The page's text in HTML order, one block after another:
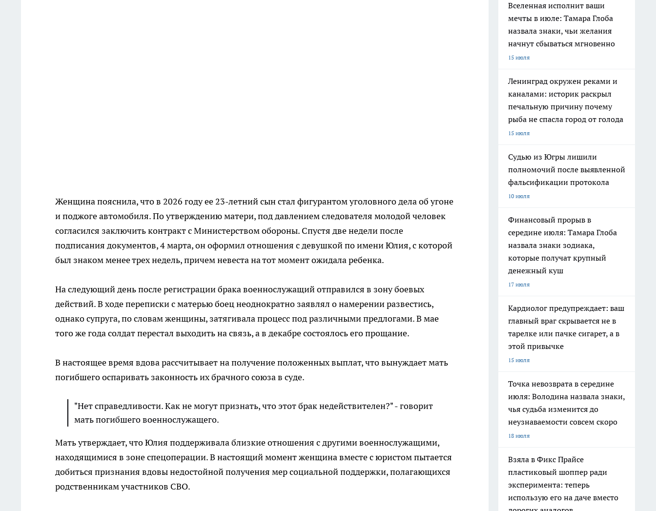
Женщина пояснила, что в 2026 году ее 23-летний сын стал фигурантом уголовного дела об угоне
и поджоге автомобиля. По утверждению матери, под давлением следователя молодой человек
согласился заключить контракт с Министерством обороны. Спустя две недели после
подписания документов, 4 марта, он оформил отношения с девушкой по имени Юлия, с которой
был знаком менее трех недель, причем невеста на тот момент ожидала ребенка.
На следующий день после регистрации брака военнослужащий отправился в зону боевых
действий. В ходе переписки с матерью боец неоднократно заявлял о намерении развестись,
однако супруга, по словам женщины, затягивала процесс под различными предлогами. В мае
того же года солдат перестал выходить на связь, а в декабре состоялось его прощание.
В настоящее время вдова рассчитывает на получение положенных выплат, что вынуждает мать
погибшего оспаривать законность их брачного союза в суде.
"Нет справедливости. Как не могут признать, что этот брак недействителен?" - говорит
мать погибшего военнослужащего.
Мать утверждает, что Юлия поддерживала близкие отношения с другими военнослужащими,
находящимися в зоне спецоперации. В настоящий момент женщина вместе с юристом пытается
добиться признания вдовы недостойной получения мер социальной поддержки, полагающихся
родственникам участников СВО.
Вселенная исполнит ваши
мечты в июле: Тамара Глоба
назвала знаки, чьи желания
начнут сбываться мгновенно
15 июля
Ленинград окружен реками и
каналами: историк раскрыл
печальную причину почему
рыба не спасла город от голода
15 июля
Судью из Югры лишили
полномочий после выявленной
фальсификации протокола
10 июля
Финансовый прорыв в
середине июля: Тамара Глоба
назвала знаки зодиака,
которые получат крупный
денежный куш
17 июля
Кардиолог предупреждает: ваш
главный враг скрывается не в
тарелке или пачке сигарет, а в
этой привычке
15 июля
Точка невозврата в середине
июля: Володина назвала знаки,
чья судьба изменится до
неузнаваемости совсем скоро
18 июля
Взяла в Фикс Прайсе
пластиковый шоппер ради
эксперимента: теперь
использую его на даче вместо